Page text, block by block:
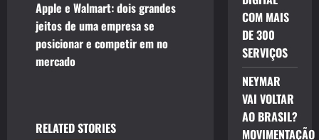
t
n
v
Apple e Walmart: dois grandes
jeitos de uma empresa se
posicionar e competir em no
mercado
RELATED STORIES
COM MAIS
DE 300
SERVIÇOS
NEYMAR
VAI VOLTAR
AO BRASIL?
MOVIMENTAÇÃO